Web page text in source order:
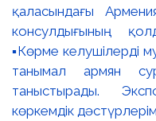
қаласындағы
консулдығының
▪️Көрме келушілерді
танымал армян
таныстырады.
көркемдік